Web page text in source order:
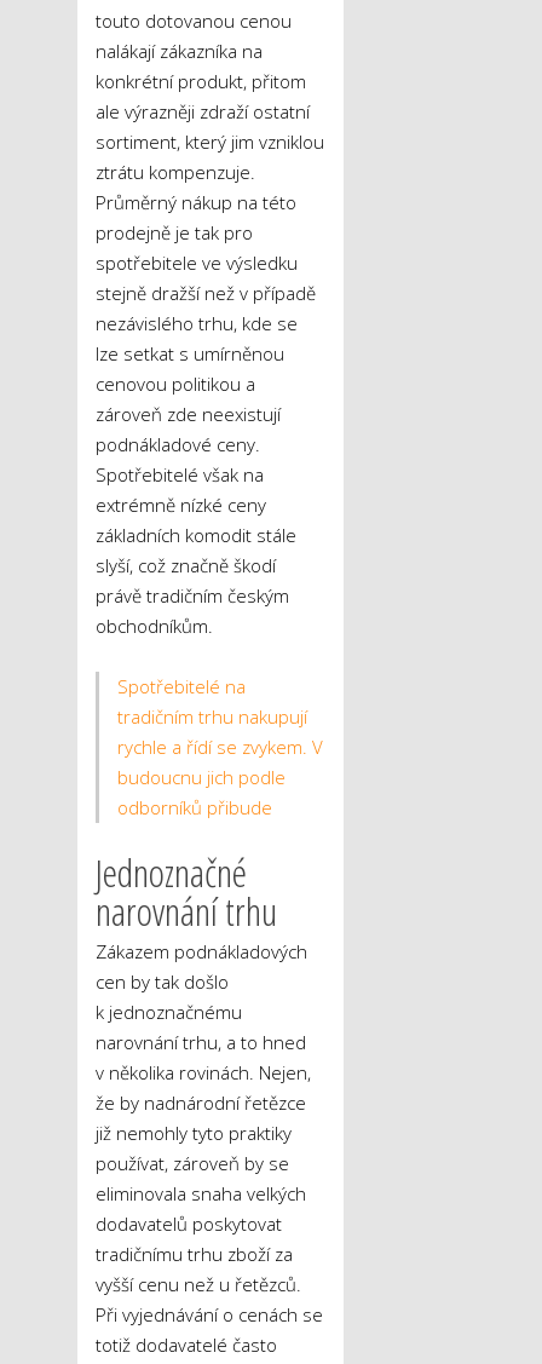
touto dotovanou cenou
nalákají zákazníka na
konkrétní produkt, přitom
ale výrazněji zdraží ostatní
sortiment, který jim vzniklou
ztrátu kompenzuje.
Průměrný nákup na této
prodejně je tak pro
spotřebitele ve výsledku
stejně dražší než v případě
nezávislého trhu, kde se
lze setkat s umírněnou
cenovou politikou a
zároveň zde neexistují
podnákladové ceny.
Spotřebitelé však na
extrémně nízké ceny
základních komodit stále
slyší, což značně škodí
právě tradičním českým
obchodníkům.
Spotřebitelé na
tradičním trhu nakupují
rychle a řídí se zvykem. V
budoucnu jich podle
odborníků přibude
Jednoznačné
narovnání trhu
Zákazem podnákladových
cen by tak došlo
k jednoznačnému
narovnání trhu, a to hned
v několika rovinách. Nejen,
že by nadnárodní řetězce
již nemohly tyto praktiky
používat, zároveň by se
eliminovala snaha velkých
dodavatelů poskytovat
tradičnímu trhu zboží za
vyšší cenu než u řetězců.
Při vyjednávání o cenách se
totiž dodavatelé často